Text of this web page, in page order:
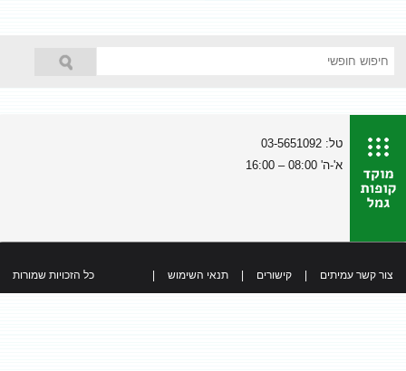
טל: 03-5651092
א'-ה' 08:00 – 16:00
צור קשר עמיתים קישורים תנאי השימוש כל הזכויות שמורות